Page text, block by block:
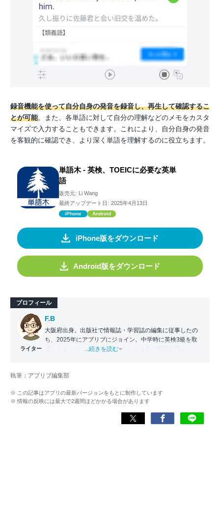
録音機能を使って自分自身の発音を録音し、再生して確認するこ
とが可能。また、各単語に対して自分の理解などのメモをカスタ
マイズで入力することもできます。これにより、自分自身の発音
を客観的に確認でき、より深く単語を理解するのに役立ちます。
単語木 - 英検、TOEICに必要な英単
語
販売元: Li Wang
最終アップデート日: 2025年4月13日
iPhone Android
iPhone版をダウンロード
Android版をダウンロード
プロフィール
ライター
F.B
大阪府出身。出版社で情報誌・学習誌の編集に従事したの
ち、2025年にアプリブにジョイン。中学時に英検3級を取
得したものの、大学生・社会人となる中で英語学習から遠
り添える記事を目指している。
...続きを読む
執筆：アプリブ編集部
※ この記事はアプリの最新バージョンをもとに制作しています
※ 情報の反映には最大で2週間ほどかかる場合があります